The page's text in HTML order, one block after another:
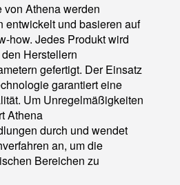
Athena werden
entwickelt und basieren auf
how. Jedes Produkt wird
Herstellern
gefertigt. Der Einsatz
garantiert eine
Um Unregelmäßigkeiten
Athena
durch und wendet
an, um die
Bereichen zu